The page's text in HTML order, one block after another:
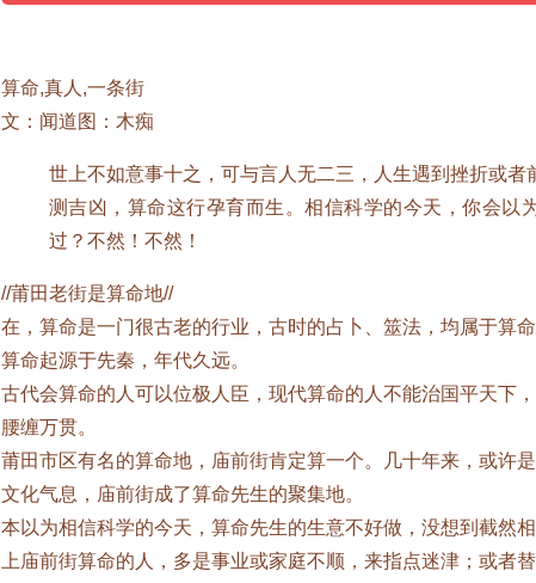
算命,真人,一条街
文：闻道图：木痴
世上不如意事十之，可与言人无二三，人生遇到挫折或者
测吉凶，算命这行孕育而生。相信科学的今天，你会以
过？不然！不然！
//莆田老街是算命地//
在，算命是一门很古老的行业，古时的占卜、筮法，均属于算
算命起源于先秦，年代久远。
古代会算命的人可以位极人臣，现代算命的人不能治国平天下
腰缠万贯。
莆田市区有名的算命地，庙前街肯定算一个。几十年来，或许
文化气息，庙前街成了算命先生的聚集地。
本以为相信科学的今天，算命先生的生意不好做，没想到截然相
上庙前街算命的人，多是事业或家庭不顺，来指点迷津；或者